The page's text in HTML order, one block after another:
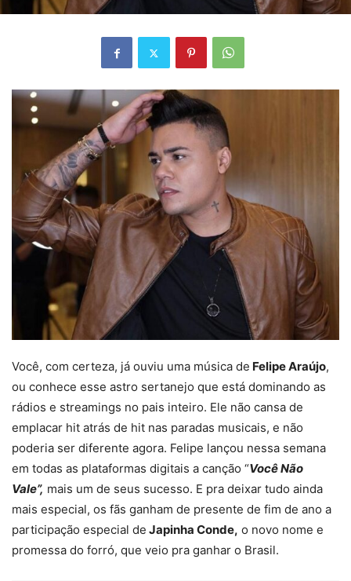
Você, com certeza, já ouviu uma música de Felipe Araújo,
ou conhece esse astro sertanejo que está dominando as
rádios e streamings no pais inteiro. Ele não cansa de
emplacar hit atrás de hit nas paradas musicais, e não
poderia ser diferente agora. Felipe lançou nessa semana
em todas as plataformas digitais a canção “Você Não
Vale”, mais um de seus sucesso. E pra deixar tudo ainda
mais especial, os fãs ganham de presente de fim de ano a
participação especial de Japinha Conde, o novo nome e
promessa do forró, que veio pra ganhar o Brasil.